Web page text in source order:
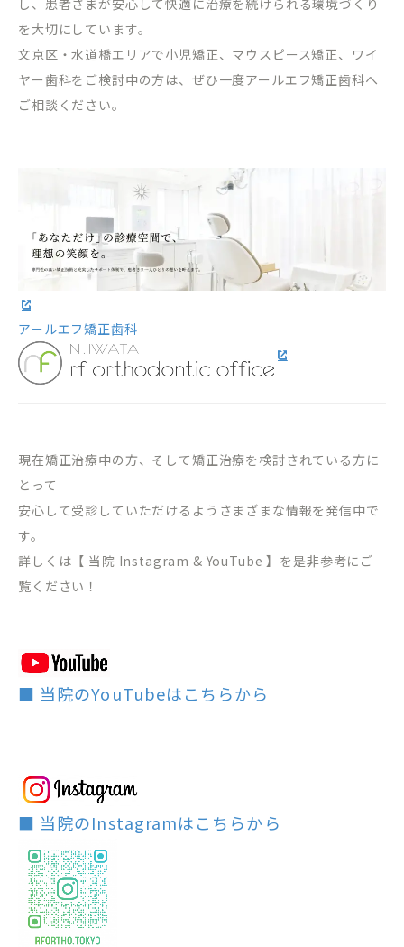
し、患者さまが安心して快適に治療を続けられる環境づくり
を大切にしています。
文京区・水道橋エリアで小児矯正、マウスピース矯正、ワイ
ヤー歯科をご検討中の方は、ぜひ一度アールエフ矯正歯科へ
ご相談ください。
アールエフ矯正歯科
現在矯正治療中の方、そして矯正治療を検討されている方に
とって
安心して受診していただけるようさまざまな情報を発信中で
す。
詳しくは【 当院 Instagram & YouTube 】を是非参考にご
覧ください！
■ 当院のYouTubeはこちらから
■ 当院のInstagramはこちらから